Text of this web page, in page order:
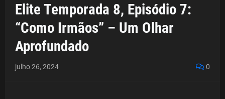
Elite Temporada 8, Episódio 7:
“Como Irmãos” – Um Olhar
Aprofundado
julho 26, 2024 0